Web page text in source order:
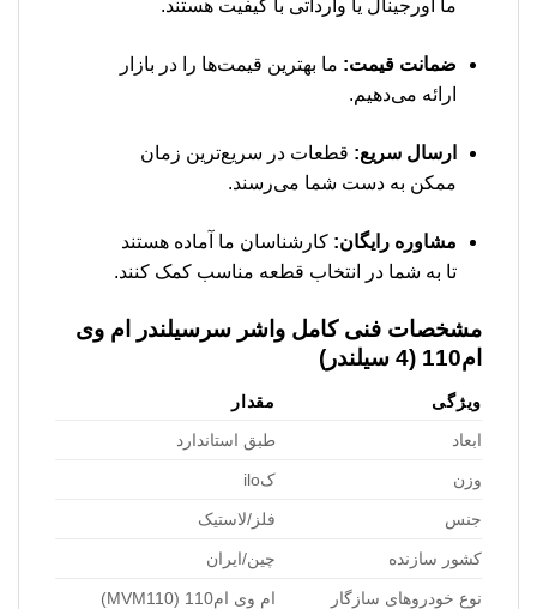
ما اورجینال یا وارداتی با کیفیت هستند.
ضمانت قیمت: ما بهترین قیمت‌ها را در بازار
ارائه می‌دهیم.
ارسال سریع: قطعات در سریع‌ترین زمان
ممکن به دست شما می‌رسند.
مشاوره رایگان: کارشناسان ما آماده هستند
تا به شما در انتخاب قطعه مناسب کمک کنند.
مشخصات فنی کامل واشر سرسیلندر ام وی
ام110 (4 سیلندر)
ویژگی
مقدار
ابعاد
طبق استاندارد
وزن کilo
جنس فلز/لاستیک
کشور سازنده چین/ایران
نوع خودروهای سازگار ام وی ام110 (MVM110)